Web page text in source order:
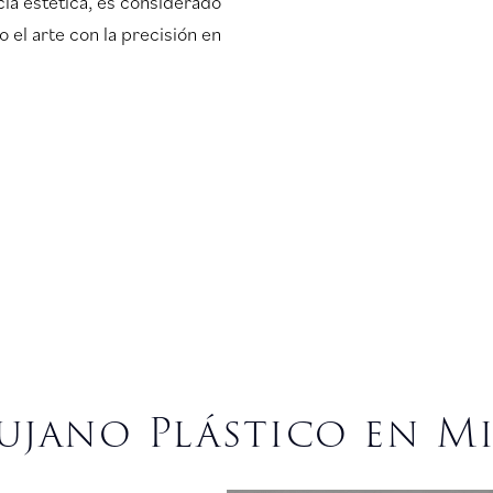
el arte con la precisión en
Plástico en